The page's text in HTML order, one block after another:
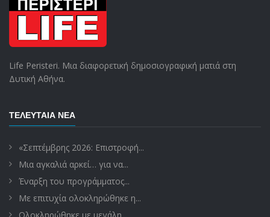
Life Peristeri. Μια διαφορετική δημοσιογραφική ματιά στη
Δυτική Αθήνα.
ΤΕΛΕΥΤΑΊΑ ΝΈΑ
«Σεπτέμβρης 2026: Επιστροφή...
Μια αγκαλιά αρκεί… για να...
Έναρξη του προγράμματος...
Με επιτυχία ολοκληρώθηκε η...